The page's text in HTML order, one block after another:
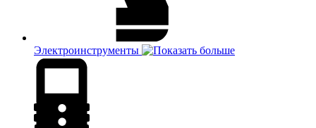
Электроинструменты